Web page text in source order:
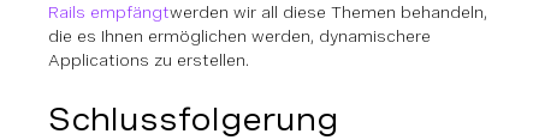
Rails empfängtwerden wir all diese Themen behandeln,
die es Ihnen ermöglichen werden, dynamischere
Applications zu erstellen.
Schlussfolgerung